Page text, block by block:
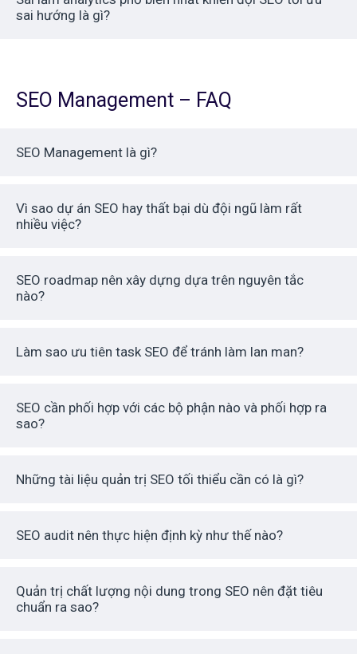
sai hướng là gì?
SEO Management – FAQ
SEO Management là gì?
Vì sao dự án SEO hay thất bại dù đội ngũ làm rất
nhiều việc?
SEO roadmap nên xây dựng dựa trên nguyên tắc
nào?
Làm sao ưu tiên task SEO để tránh làm lan man?
SEO cần phối hợp với các bộ phận nào và phối hợp ra
sao?
Những tài liệu quản trị SEO tối thiểu cần có là gì?
SEO audit nên thực hiện định kỳ như thế nào?
Quản trị chất lượng nội dung trong SEO nên đặt tiêu
chuẩn ra sao?